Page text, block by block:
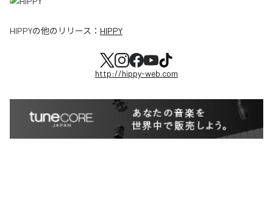
HIPPYの他のリリース： HIPPY
http://hippy-web.com